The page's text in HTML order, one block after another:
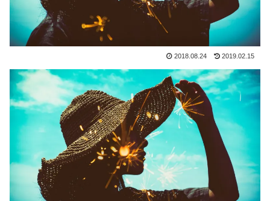
2018.08.24 2019.02.15